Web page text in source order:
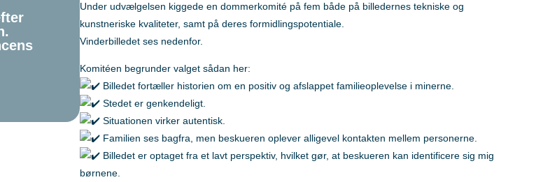
Under udvælgelsen kiggede en dommerkomité på fem både på billedernes tekniske og
kunstneriske kvaliteter, samt på deres formidlingspotentiale.
Vinderbilledet ses nedenfor.
Komitéen begrunder valget sådan her:
Billedet fortæller historien om en positiv og afslappet familieoplevelse i minerne.
Stedet er genkendeligt.
Situationen virker autentisk.
Familien ses bagfra, men beskueren oplever alligevel kontakten mellem personerne.
Billedet er optaget fra et lavt perspektiv, hvilket gør, at beskueren kan identificere sig mig
børnene.